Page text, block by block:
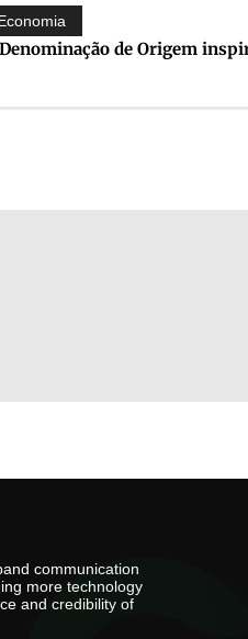
de Origem
communication
more technology
and credibility of